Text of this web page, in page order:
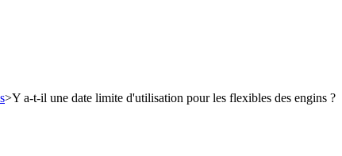
>Y a-t-il une date limite d'utilisation pour les flexibles des engins ?